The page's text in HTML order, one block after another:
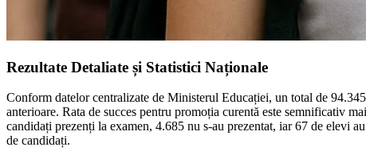
Rezultate Detaliate și Statistici Naționale
Conform datelor centralizate de Ministerul Educației, un total de
anterioare. Rata de succes pentru promoția curentă este semnificativ
candidați prezenți la examen, 4.685 nu s-au prezentat, iar 67 de elevi
de candidați.